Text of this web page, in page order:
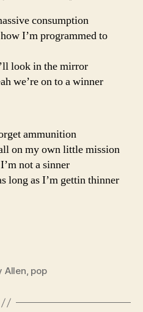
consumption
I’m programmed to
look in the mirror
we’re on to a winner
ammunition
on my own little mission
not a sinner
long as I’m gettin thinner
Allen, pop